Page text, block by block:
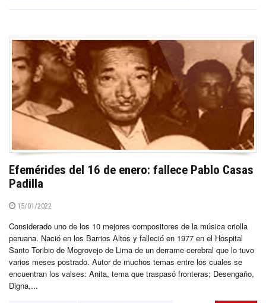
Efemérides del 16 de enero: fallece Pablo Casas
Padilla
15/01/2022
Considerado uno de los 10 mejores compositores de la música criolla
peruana. Nació en los Barrios Altos y falleció en 1977 en el Hospital
Santo Toribio de Mogrovejo de Lima de un derrame cerebral que lo tuvo
varios meses postrado. Autor de muchos temas entre los cuales se
encuentran los valses: Anita, tema que traspasó fronteras; Desengaño,
Digna,...